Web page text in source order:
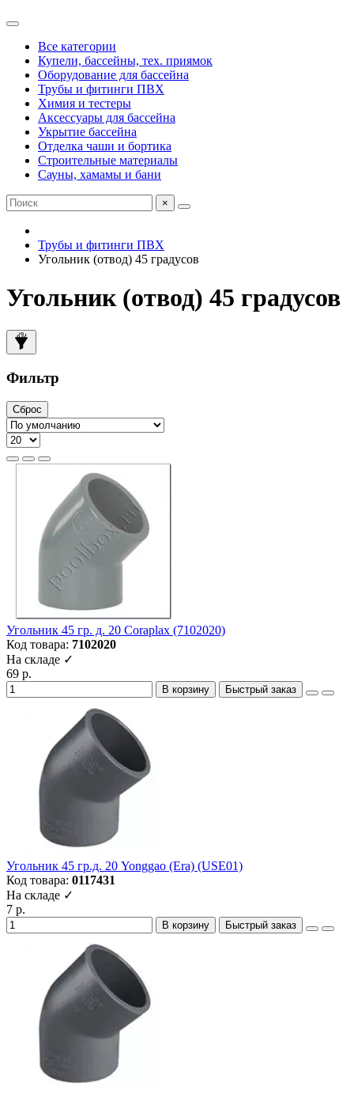
Все категории
Купели, бассейны, тех. приямок
Оборудование для бассейна
Трубы и фитинги ПВХ
Химия и тестеры
Аксессуары для бассейна
Укрытие бассейна
Отделка чаши и бортика
Строительные материалы
Сауны, хамамы и бани
×
Трубы и фитинги ПВХ
Угольник (отвод) 45 градусов
Угольник (отвод) 45 градусов
Фильтр
Сброс
Угольник 45 гр. д. 20 Coraplax (7102020)
Код товара: 7102020
На складе ✓
69 р.
В корзину Быстрый заказ
Угольник 45 гр.д. 20 Yonggao (Era) (USE01)
Код товара: 0117431
На складе ✓
7 р.
В корзину Быстрый заказ